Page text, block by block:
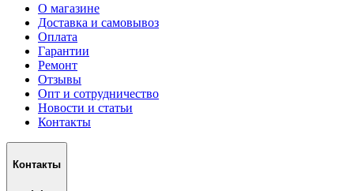
О магазине
Доставка и самовывоз
Оплата
Гарантии
Ремонт
Отзывы
Опт и сотрудничество
Новости и статьи
Контакты
Контакты